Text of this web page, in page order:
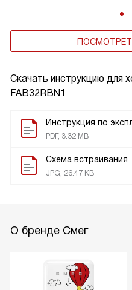
Скачать инструкцию для
FAB32RBN1
Инструкция по
PDF, 3.32 MB
Схема встраивания
JPG, 26.47 KB
О бренде Смег